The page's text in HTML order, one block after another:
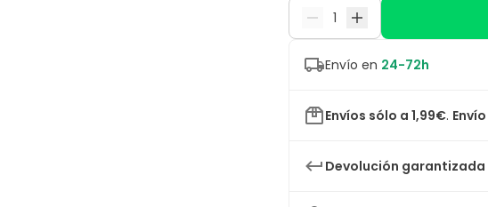
Envío en 24-72h
Envíos sólo a 1,99€.
Devolución garantizada